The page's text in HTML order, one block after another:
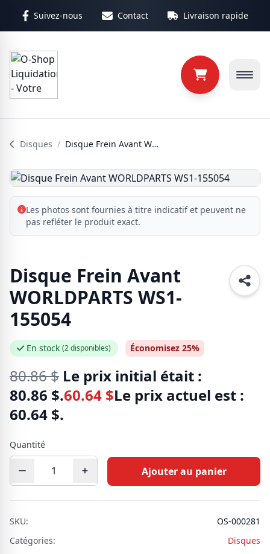
Suivez-nous Contact Livraison rapide
Disques / Disque Frein Avant WORLDPARTS WS1-155054
Les photos sont fournies à titre indicatif et peuvent ne
pas refléter le produit exact.
Disque Frein Avant
WORLDPARTS WS1-
155054
En stock (2 disponibles) Économisez 25%
80.86$ Le prix initial était :
80.86 $.60.64 $Le prix actuel est :
60.64 $.
Quantité
Ajouter au panier
SKU:
OS-000281
Catégories:
Disques